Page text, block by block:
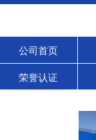
公司首页
荣誉认证